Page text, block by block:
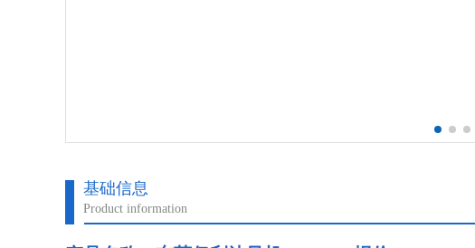
基础信息
Product information